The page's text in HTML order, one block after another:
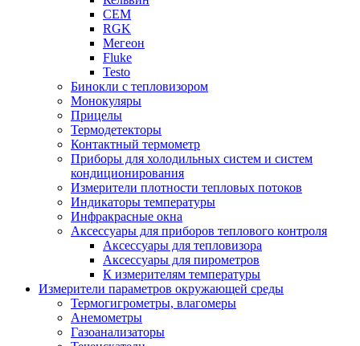
CEM
RGK
Мегеон
Fluke
Testo
Бинокли с тепловизором
Монокуляры
Прицелы
Термодетекторы
Контактный термометр
Приборы для холодильных систем и систем
кондиционирования
Измерители плотности тепловых потоков
Индикаторы температуры
Инфракрасные окна
Аксессуары для приборов теплового контроля
Аксессуары для тепловизора
Аксессуары для пирометров
К измерителям температуры
Измерители параметров окружающей среды
Термогигрометры, влагомеры
Анемометры
Газоанализаторы